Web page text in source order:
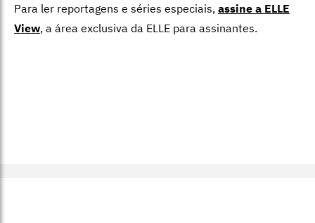
Para ler reportagens e séries especiais, assine a ELLE
View, a área exclusiva da ELLE para assinantes.